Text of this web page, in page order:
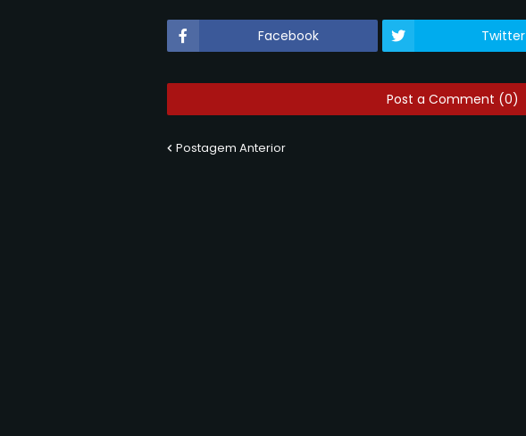
Facebook Twitter
Post a Comment (0)
Postagem Anterior